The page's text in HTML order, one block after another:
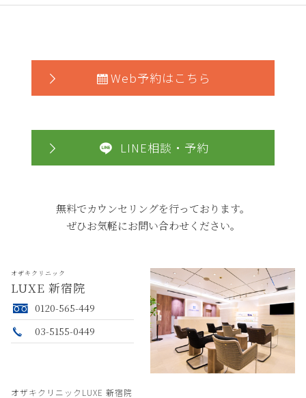
Web予約はこちら
LINE相談・予約
無料でカウンセリングを行っております。
ぜひお気軽にお問い合わせください。
オザキクリニック
LUXE 新宿院
0120-565-449
03-5155-0449
オザキクリニックLUXE 新宿院